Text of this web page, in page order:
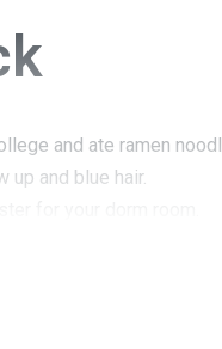
and ate ramen
up and blue hair.